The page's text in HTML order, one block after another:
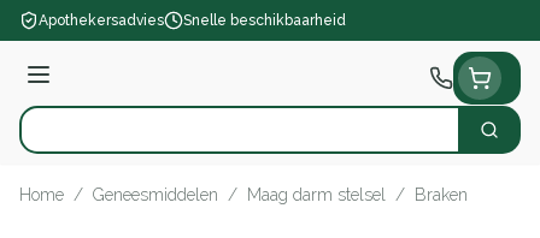
Ga naar de inhoud
Apothekersadvies Snelle beschikbaarheid
Menu
Product, merk, categorie... Zoek
Home / Geneesmiddelen / Maag darm stelsel / Braken